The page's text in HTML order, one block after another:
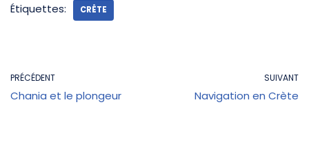
Étiquettes: CRÊTE
PRÉCÉDENT
Chania et le plongeur
SUIVANT
Navigation en Crète